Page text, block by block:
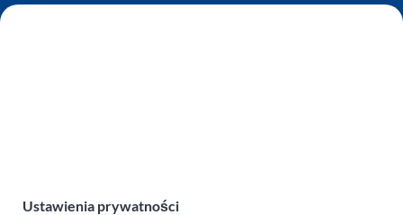
AUTO SERWIS SULEWSCY
Odnośniki:
Ustawienia prywatności